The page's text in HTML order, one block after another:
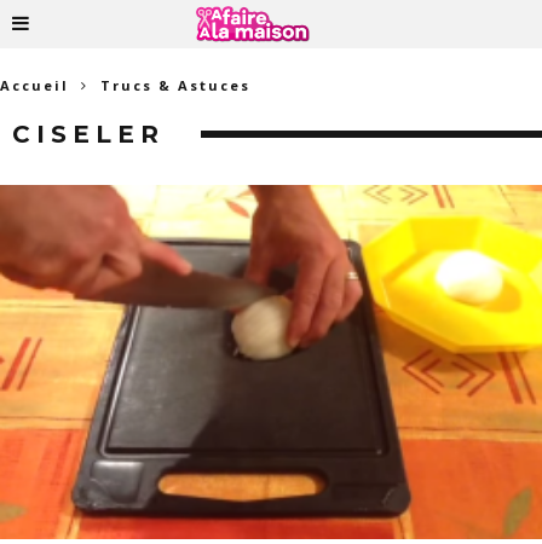
Accueil Trucs & Astuces
CISELER